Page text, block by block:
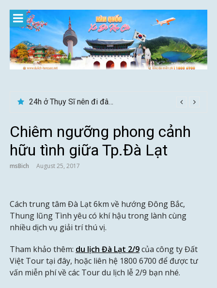
content
24h ở Thụy Sĩ nên đi đâu, chơi gì?
Du lịch Sri Lanka – Bật mí nên đi mùa nào đẹp
Chiêm ngưỡng phong cảnh
hữu tình giữa Tp.Đà Lạt
msBich August 25, 2017
Cách trung tâm Đà Lạt 6km về hướng Đông Bắc,
Thung lũng Tình yêu có khí hậu trong lành cùng
nhiều dịch vụ giải trí thú vị.
Tham khảo thêm: du lịch Đà Lạt 2/9của công ty Đất
Việt Tour tại đây, hoặc liên hệ 1800 6700 để được tư
vấn miễn phí về các Tour du lịch lễ 2/9 bạn nhé.